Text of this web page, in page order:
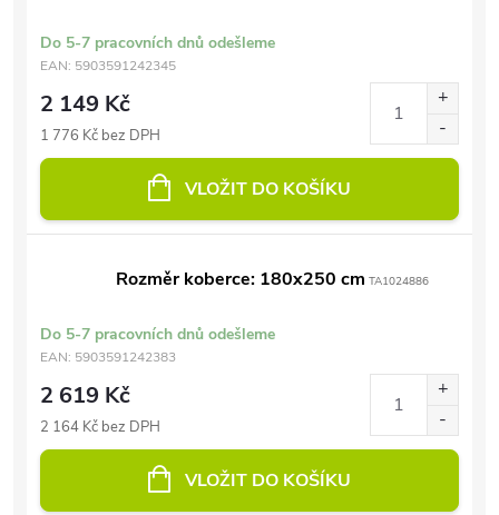
Do 5-7 pracovních dnů odešleme
EAN: 5903591242345
2 149 Kč
1 776 Kč bez DPH
VLOŽIT DO KOŠÍKU
Rozměr koberce: 180x250 cm TA1024886
Do 5-7 pracovních dnů odešleme
EAN: 5903591242383
2 619 Kč
2 164 Kč bez DPH
VLOŽIT DO KOŠÍKU